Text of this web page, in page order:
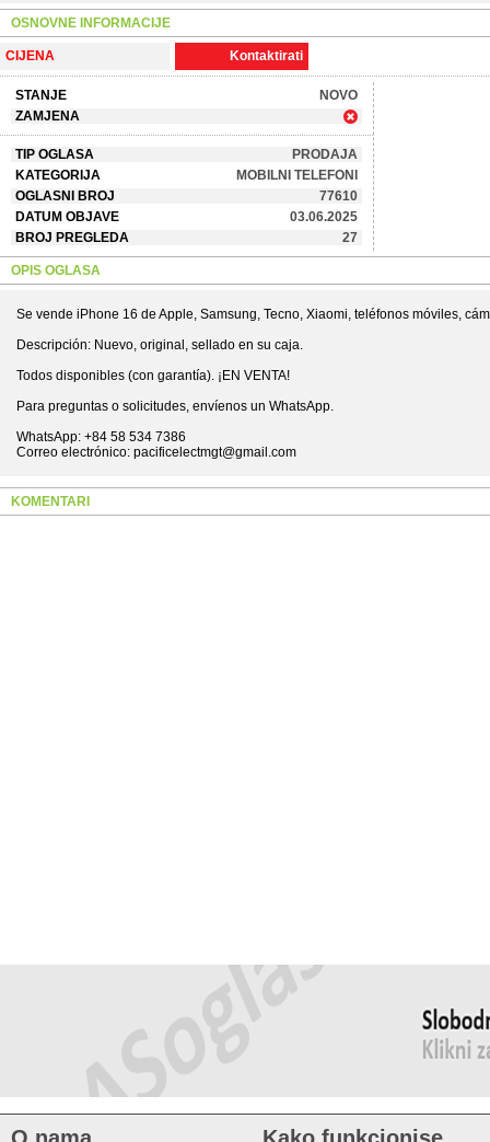
OSNOVNE INFORMACIJE
CIJENA Kontaktirati
STANJE
NOVO
ZAMJENA
TIP OGLASA
PRODAJA
KATEGORIJA
MOBILNI TELEFONI
OGLASNI BROJ
77610
DATUM OBJAVE
03.06.2025
BROJ PREGLEDA
27
OPIS OGLASA
Se vende iPhone 16 de Apple, Samsung, Tecno, Xiaomi, teléfonos móviles,
Descripción: Nuevo, original, sellado en su caja.
Todos disponibles (con garantía). ¡EN VENTA!
Para preguntas o solicitudes, envíenos un WhatsApp.
WhatsApp: +84 58 534 7386
Correo electrónico: pacificelectmgt@gmail.com
KOMENTARI